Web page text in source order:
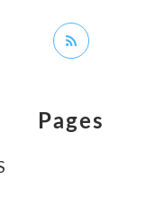
Pages